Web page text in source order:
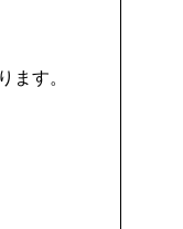
す。